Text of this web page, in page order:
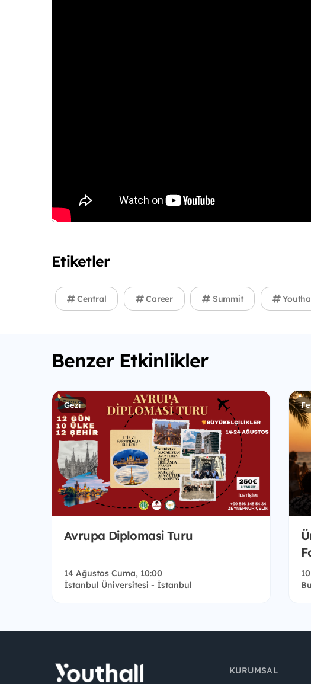
Etiketler
Central Career Summit
Benzer Etkinlikler
Gezi
Avrupa Diplomasi Turu
14 Ağustos Cuma, 10:00
İstanbul Üniversitesi - İstanbul
KURUMSAL